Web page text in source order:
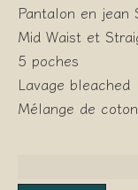
Pantalon en jean
Mid Waist et
5 poches
Lavage bleached
Mélange de